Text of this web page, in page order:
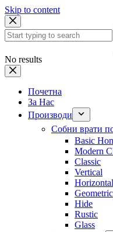
Skip to content
No results
Почетна
За Нас
Производи
Собни врати
Basic
Modern
Classic
Vertical
Horizontal
Geometric
Hide
Rustic
Glass